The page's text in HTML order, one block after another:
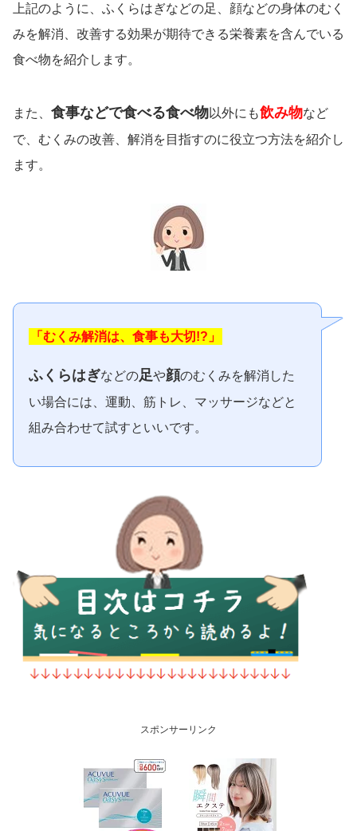
上記のように、ふくらはぎなどの足、顔などの身体のむく
みを解消、改善する効果が期待できる栄養素を含んでいる
食べ物を紹介します。
また、 食事などで食べる食べ物以外にも飲み物など
で、むくみの改善、解消を目指すのに役立つ方法を紹介し
ます。
「むくみ解消は、食事も大切!?」
ふくらはぎなどの足や顔のむくみを解消した
い場合には、運動、筋トレ、マッサージなどと
組み合わせて試すといいです。
スポンサーリンク